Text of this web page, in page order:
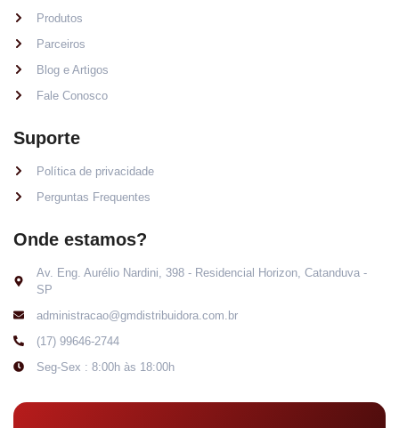
Produtos
Parceiros
Blog e Artigos
Fale Conosco
Suporte
Política de privacidade
Perguntas Frequentes
Onde estamos?
Av. Eng. Aurélio Nardini, 398 - Residencial Horizon, Catanduva -
SP
administracao@gmdistribuidora.com.br
(17) 99646-2744
Seg-Sex : 8:00h às 18:00h